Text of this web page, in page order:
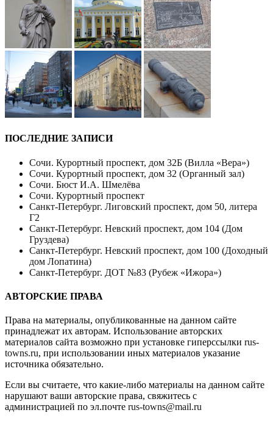
ПОСЛЕДНИЕ ЗАПИСИ
Сочи. Курортный проспект, дом 32Б (Вилла «Вера»)
Сочи. Курортный проспект, дом 32 (Органный зал)
Сочи. Бюст И.А. Шмелёва
Сочи. Курортный проспект
Санкт-Петербург. Лиговский проспект, дом 50, литера
Г2
Санкт-Петербург. Невский проспект, дом 104 (Дом
Груздева)
Санкт-Петербург. Невский проспект, дом 100 (Доходный
дом Лопатина)
Санкт-Петербург. ДОТ №83 (Рубеж «Ижора»)
АВТОРСКИЕ ПРАВА
Права на материалы, опубликованные на данном сайте
принадлежат их авторам. Использование авторских
материалов сайта возможно при установке гиперссылки rus-
towns.ru, при использовании иных материалов указание
источника обязательно.
Если вы считаете, что какие-либо материалы на данном сайте
нарушают ваши авторские права, свяжитесь с
администрацией по эл.почте rus-towns@mail.ru